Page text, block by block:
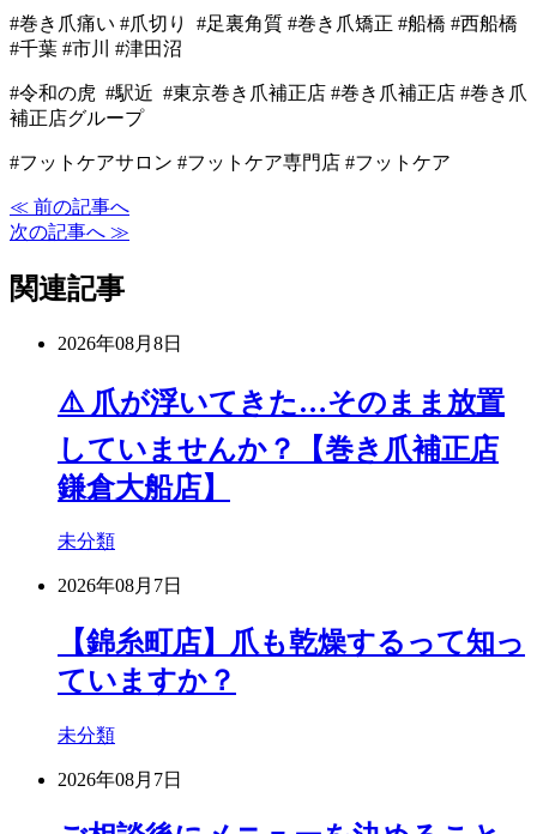
#巻き爪痛い #爪切り #足裏角質 #巻き爪矯正 #船橋 #西船橋
#千葉 #市川 #津田沼
#令和の虎 #駅近 #東京巻き爪補正店 #巻き爪補正店 #巻き爪
補正店グループ
#フットケアサロン #フットケア専門店 #フットケア
≪ 前の記事へ
次の記事へ ≫
関連記事
2026年08月8日
⚠️ 爪が浮いてきた…そのまま放置
していませんか？【巻き爪補正店
鎌倉大船店】
未分類
2026年08月7日
【錦糸町店】爪も乾燥するって知っ
ていますか？
未分類
2026年08月7日